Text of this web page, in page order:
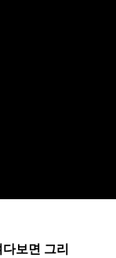
보면 그리